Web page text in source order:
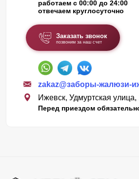
работаем с 00:00 до 24:00
отвечаем круглосуточно
Заказать звонок
позвоним за наш счет
zakaz@заборы-жалюзи-
Ижевск, Удмуртская улица,
Перед приездом